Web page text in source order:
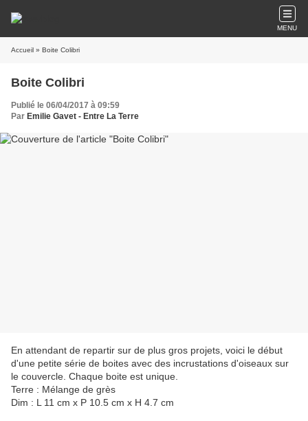
MENU
Accueil » Boite Colibri
Boite Colibri
Publié le 06/04/2017 à 09:59
Par Emilie Gavet - Entre La Terre
En attendant de repartir sur de plus gros projets, voici le début
d'une petite série de boites avec des incrustations d'oiseaux sur
le couvercle. Chaque boite est unique.
Terre : Mélange de grès
Dim : L 11 cm x P 10.5 cm x H 4.7 cm